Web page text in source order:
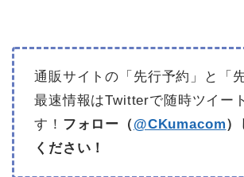
通販サイトの「先行予約」と「
最速情報はTwitterで随時ツイー
す！ フォロー（ @CKumacom）
ください！